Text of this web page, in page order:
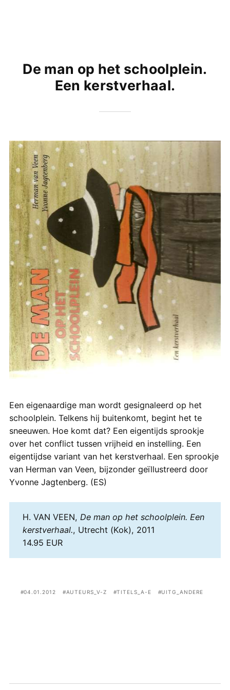
De man op het schoolplein.
Een kerstverhaal.
Een eigenaardige man wordt gesignaleerd op het
schoolplein. Telkens hij buitenkomt, begint het te
sneeuwen. Hoe komt dat? Een eigentijds sprookje
over het conflict tussen vrijheid en instelling. Een
eigentijdse variant van het kerstverhaal. Een sprookje
van Herman van Veen, bijzonder geïllustreerd door
Yvonne Jagtenberg. (ES)
H. VAN VEEN, De man op het schoolplein. Een
kerstverhaal., Utrecht (Kok), 2011
14.95 EUR
04.01.2012 AUTEURS_V-Z TITELS_A-E UITG_ANDERE